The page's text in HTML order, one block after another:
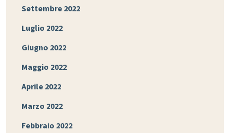
Settembre 2022
Luglio 2022
Giugno 2022
Maggio 2022
Aprile 2022
Marzo 2022
Febbraio 2022